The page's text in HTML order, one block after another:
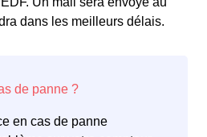
dans les meilleurs délais.
en cas de panne